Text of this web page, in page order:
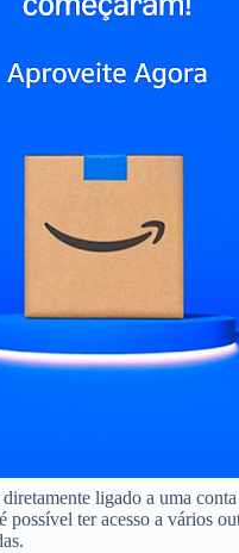
ligado a uma
possível ter acesso a vários